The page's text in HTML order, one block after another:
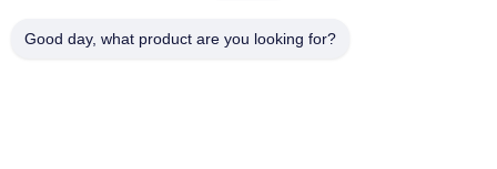
Good day, what product are you looking for?